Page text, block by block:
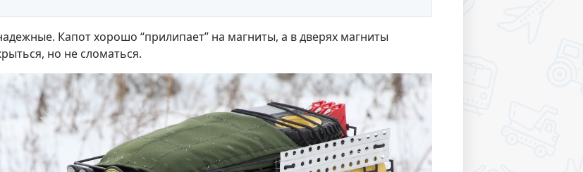
Капот хорошо “прилипает” на магниты, а в дверях магниты
но не сломаться.